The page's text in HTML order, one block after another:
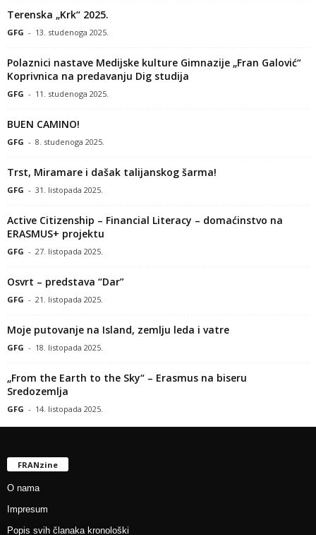
Terenska „Krk“ 2025.
GFG - 13. studenoga 2025.
Polaznici nastave Medijske kulture Gimnazije „Fran Galović“
Koprivnica na predavanju Dig studija
GFG - 11. studenoga 2025.
BUEN CAMINO!
GFG - 8. studenoga 2025.
Trst, Miramare i dašak talijanskog šarma!
GFG - 31. listopada 2025.
Active Citizenship – Financial Literacy – domaćinstvo na
ERASMUS+ projektu
GFG - 27. listopada 2025.
Osvrt – predstava “Dar”
GFG - 21. listopada 2025.
Moje putovanje na Island, zemlju leda i vatre
GFG - 18. listopada 2025.
„From the Earth to the Sky“ – Erasmus na biseru
Sredozemlja
GFG - 14. listopada 2025.
FRANzine
O nama
Impresum
Popis svih članaka kronološki